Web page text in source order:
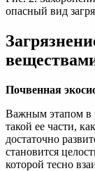
опасный вид
Почвенная
Важным этапом в
такой ее части,
достаточно
становится
которой тесно